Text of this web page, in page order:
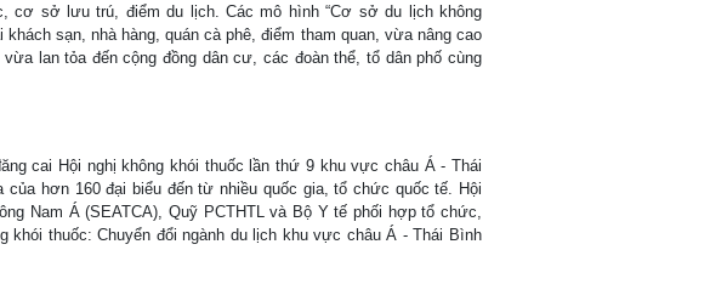
cơ sở lưu trú, điểm du lịch. Các mô hình “Cơ sở du lịch không
sạn, nhà hàng, quán cà phê, điểm tham quan, vừa nâng cao
lan tỏa đến cộng đồng dân cư, các đoàn thể, tổ dân phố cùng
cai Hội nghị không khói thuốc lần thứ 9 khu vực châu Á - Thái
hơn 160 đại biểu đến từ nhiều quốc gia, tổ chức quốc tế. Hội
Nam Á (SEATCA), Quỹ PCTHTL và Bộ Y tế phối hợp tổ chức,
khói thuốc: Chuyển đổi ngành du lịch khu vực châu Á - Thái Bình